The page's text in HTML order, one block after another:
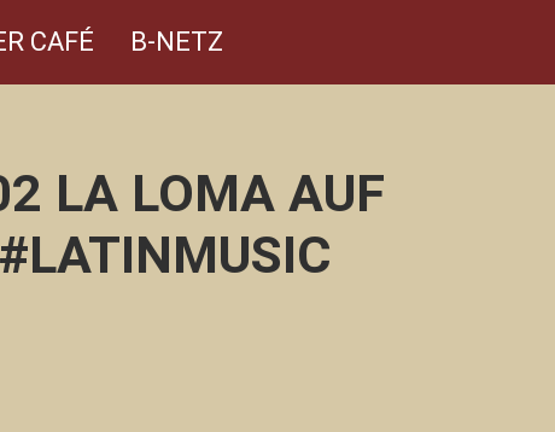
CAFÉ B-NETZ
LA LOMA AUF